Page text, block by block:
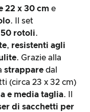
22 x 30 cm e
. Il set
rotoli.
, resistenti agli
. Grazie alla
strappare dal
(circa 23 x 32 cm)
e media taglia. Il
di sacchetti per